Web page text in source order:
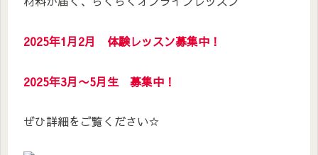
2025年1月2月 体験レッスン募集中！
2025年3月〜5月生 募集中！
ぜひ詳細をご覧ください☆